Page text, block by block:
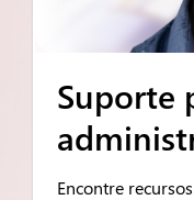
Suporte
Encontre